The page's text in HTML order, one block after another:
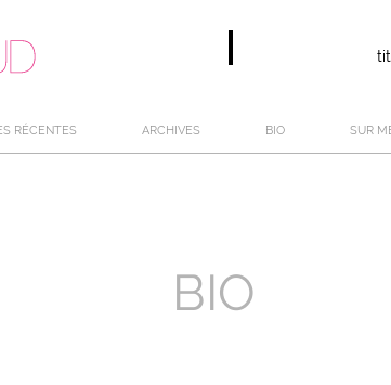
RÉCENTES ARCHIVES BIO SUR
BIO